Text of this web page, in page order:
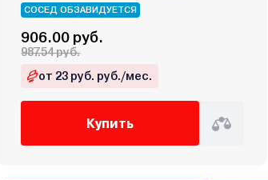
СОСЕД ОБЗАВИДУЕТСЯ
906.00 руб.
987.54 руб.
от 23 руб. руб./мес.
Купить